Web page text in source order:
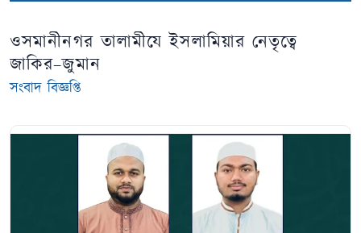
ওসমানীনগর তালামীযে ইসলামিয়ার নেতৃত্বে
জাকির–জুমান
সংবাদ বিজ্ঞপ্তি